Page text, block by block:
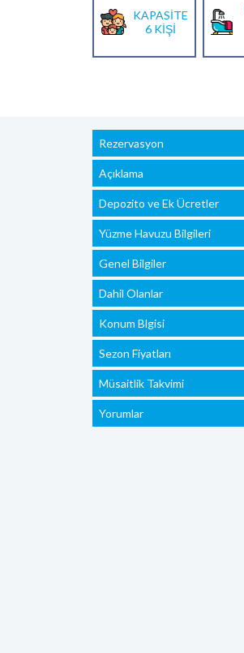
KAPASİTE
6 KİŞİ
Rezervasyon
Açıklama
Depozito ve Ek Ücretler
Yüzme Havuzu Bilgileri
Genel Bilgiler
Dahil Olanlar
Konum Blgisi
Sezon Fiyatları
Müsaitlik Takvimi
Yorumlar